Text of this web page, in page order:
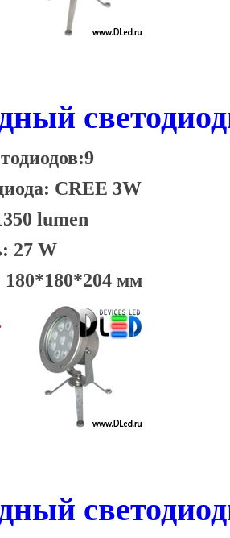
CREE 3W
lumen
27 W
мм